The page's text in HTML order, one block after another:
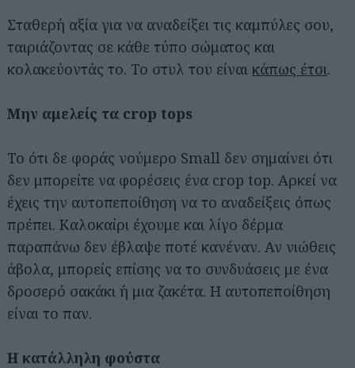
Σταθερή αξία για να αναδείξει τις καμπύλες σου,
ταιριάζοντας σε κάθε τύπο σώματος και
κολακεύοντάς το. Το στυλ του είναι κάπως έτσι.
Μην αμελείς τα crop tops
To ότι δε φοράς νούμερο Small δεν σημαίνει ότι
δεν μπορείτε να φορέσεις ένα crop top. Αρκεί να
έχεις την αυτοπεποίθηση να το αναδείξεις όπως
πρέπει. Καλοκαίρι έχουμε και λίγο δέρμα
παραπάνω δεν έβλαψε ποτέ κανέναν. Αν νιώθεις
άβολα, μπορείς επίσης να το συνδυάσεις με ένα
δροσερό σακάκι ή μια ζακέτα. Η αυτοπεποίθηση
είναι το παν.
Η κατάλληλη φούστα